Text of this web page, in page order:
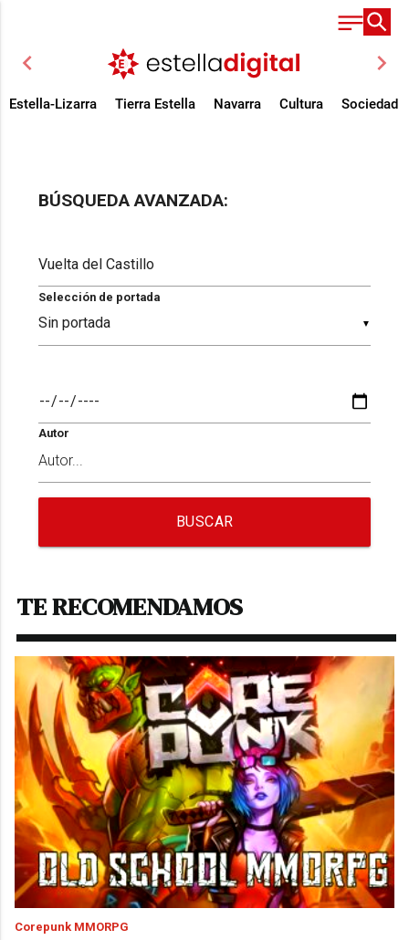
chevron_left chevron_right
Estella-Lizarra Tierra Estella Navarra Cultura Sociedad
BÚSQUEDA AVANZADA:
▼
Selección de portada
Autor
BUSCAR
TE RECOMENDAMOS
Corepunk MMORPG